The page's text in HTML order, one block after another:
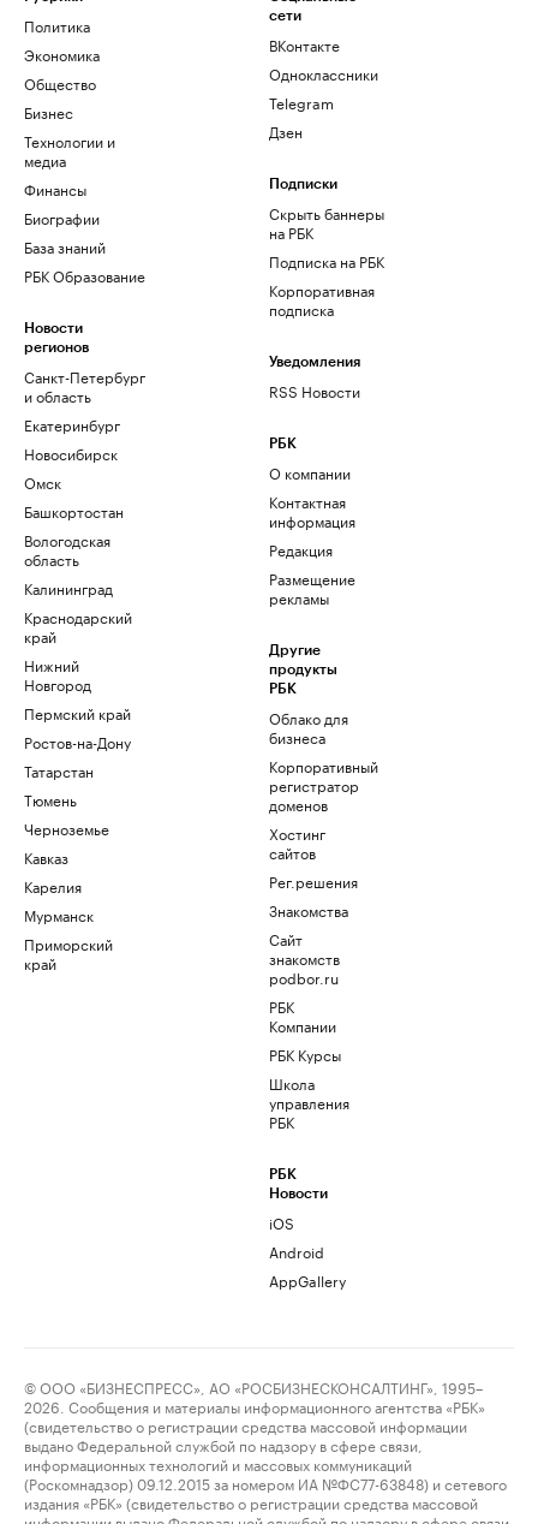
Политика
Экономика
Общество
Бизнес
Технологии и
медиа
Финансы
Биографии
База знаний
РБК Образование
Новости
регионов
Санкт-Петербург
и область
Екатеринбург
Новосибирск
Омск
Башкортостан
Вологодская
область
Калининград
Краснодарский
край
Нижний
Новгород
Пермский край
Ростов-на-Дону
Татарстан
Тюмень
Черноземье
Кавказ
Карелия
Мурманск
Приморский
край
сети
ВКонтакте
Одноклассники
Telegram
Дзен
Подписки
Скрыть баннеры
на РБК
Подписка на РБК
Корпоративная
подписка
Уведомления
RSS Новости
РБК
О компании
Контактная
информация
Редакция
Размещение
рекламы
Другие
продукты
РБК
Облако для
бизнеса
Корпоративный
регистратор
доменов
Хостинг
сайтов
Рег.решения
Знакомства
Сайт
знакомств
podbor.ru
РБК
Компании
РБК Курсы
Школа
управления
РБК
РБК
Новости
iOS
Android
AppGallery
© ООО «БИЗНЕСПРЕСС», АО «РОСБИЗНЕСКОНСАЛТИНГ», 1995–
2026. Сообщения и материалы информационного агентства «РБК»
(свидетельство о регистрации средства массовой информации
выдано Федеральной службой по надзору в сфере связи,
информационных технологий и массовых коммуникаций
(Роскомнадзор) 09.12.2015 за номером ИА №ФС77-63848) и сетевого
издания «РБК» (свидетельство о регистрации средства массовой